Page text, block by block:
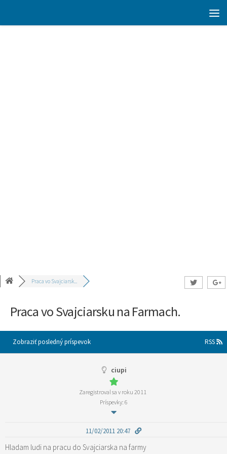
Praca vo Svajciarsk...
Praca vo Svajciarsku na Farmach.
Zobraziť posledný príspevok RSS
ciupi
Zaregistroval sa v roku 2011
Príspevky: 6
11/02/2011 20:47
Hladam ludi na pracu do Svajciarska na farmy